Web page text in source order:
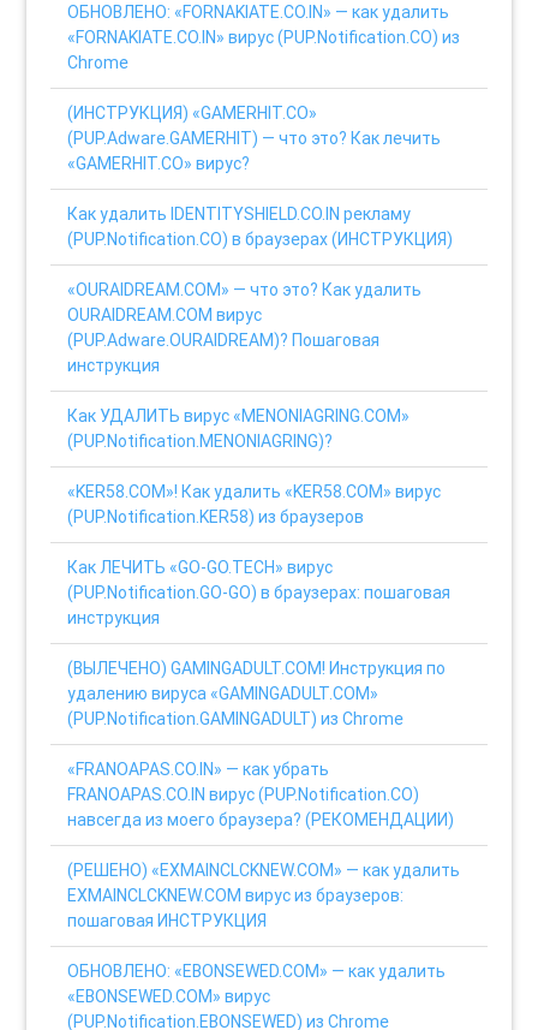
ОБНОВЛЕНО: «FORNAKIATE.CO.IN» — как удалить
«FORNAKIATE.CO.IN» вирус (PUP.Notification.CO) из
Chrome
(ИНСТРУКЦИЯ) «GAMERHIT.CO»
(PUP.Adware.GAMERHIT) — что это? Как лечить
«GAMERHIT.CO» вирус?
Как удалить IDENTITYSHIELD.CO.IN рекламу
(PUP.Notification.CO) в браузерах (ИНСТРУКЦИЯ)
«OURAIDREAM.COM» — что это? Как удалить
OURAIDREAM.COM вирус
(PUP.Adware.OURAIDREAM)? Пошаговая
инструкция
Как УДАЛИТЬ вирус «MENONIAGRING.COM»
(PUP.Notification.MENONIAGRING)?
«KER58.COM»! Как удалить «KER58.COM» вирус
(PUP.Notification.KER58) из браузеров
Как ЛЕЧИТЬ «GO-GO.TECH» вирус
(PUP.Notification.GO-GO) в браузерах: пошаговая
инструкция
(ВЫЛЕЧЕНО) GAMINGADULT.COM! Инструкция по
удалению вируса «GAMINGADULT.COM»
(PUP.Notification.GAMINGADULT) из Chrome
«FRANOAPAS.CO.IN» — как убрать
FRANOAPAS.CO.IN вирус (PUP.Notification.CO)
навсегда из моего браузера? (РЕКОМЕНДАЦИИ)
(РЕШЕНО) «EXMAINCLCKNEW.COM» — как удалить
EXMAINCLCKNEW.COM вирус из браузеров:
пошаговая ИНСТРУКЦИЯ
ОБНОВЛЕНО: «EBONSEWED.COM» — как удалить
«EBONSEWED.COM» вирус
(PUP.Notification.EBONSEWED) из Chrome